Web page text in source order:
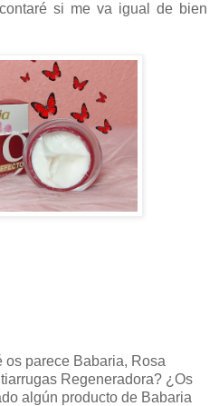
si me va igual de bien
os parece Babaria, Rosa
Regeneradora? ¿Os
algún producto de Babaria